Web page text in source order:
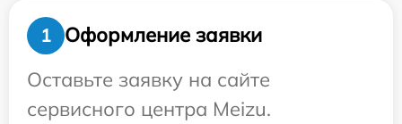
1
Оформление заявки
Оставьте заявку на сайте
сервисного центра Meizu.